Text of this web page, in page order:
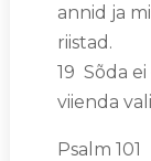
annid ja
riistad.
19 Sõda
viienda
Psalm 101